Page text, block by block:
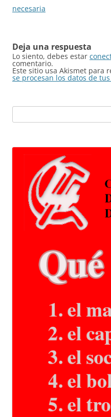
entradas
necesaria
Deja una respuesta
Lo siento, debes estar
comentario.
Este sitio usa Akismet para
se procesan los datos de